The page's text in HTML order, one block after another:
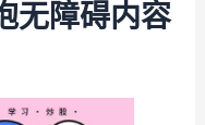
无障碍内容